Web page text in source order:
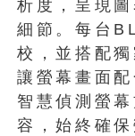
析度，呈現
細節。每台
校，並搭配
讓螢幕畫面
智慧偵測螢
容，始終確